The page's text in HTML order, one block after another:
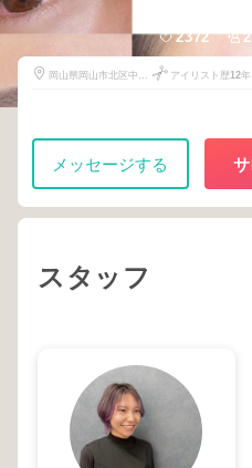
2372
岡山県岡山市北区中仙
アイリスト歴12年
メッセージする サ
スタッフ